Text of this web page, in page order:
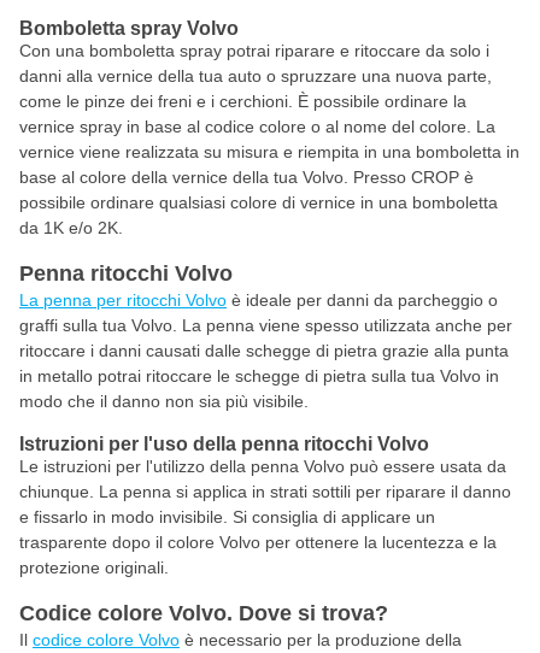
Bomboletta spray Volvo
Con una bomboletta spray potrai riparare e ritoccare da solo i
danni alla vernice della tua auto o spruzzare una nuova parte,
come le pinze dei freni e i cerchioni. È possibile ordinare la
vernice spray in base al codice colore o al nome del colore. La
vernice viene realizzata su misura e riempita in una bomboletta in
base al colore della vernice della tua Volvo. Presso CROP è
possibile ordinare qualsiasi colore di vernice in una bomboletta
da 1K e/o 2K.
Penna ritocchi Volvo
La penna per ritocchi Volvo è ideale per danni da parcheggio o
graffi sulla tua Volvo. La penna viene spesso utilizzata anche per
ritoccare i danni causati dalle schegge di pietra grazie alla punta
in metallo potrai ritoccare le schegge di pietra sulla tua Volvo in
modo che il danno non sia più visibile.
Istruzioni per l'uso della penna ritocchi Volvo
Le istruzioni per l'utilizzo della penna Volvo può essere usata da
chiunque. La penna si applica in strati sottili per riparare il danno
e fissarlo in modo invisibile. Si consiglia di applicare un
trasparente dopo il colore Volvo per ottenere la lucentezza e la
protezione originali.
Codice colore Volvo. Dove si trova?
Il codice colore Volvo è necessario per la produzione della